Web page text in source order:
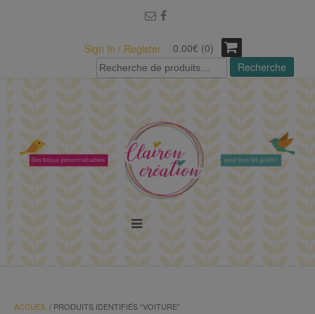
Sign In / Register
0.00€ (0)
Recherche
pour :
Recherche
ACCUEIL / PRODUITS IDENTIFIÉS “VOITURE”